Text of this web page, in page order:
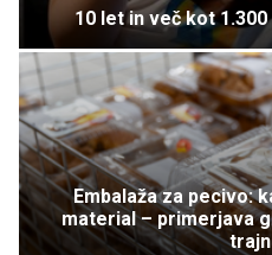
10 let in več kot
Embalaža za pecivo:
material – primerjava